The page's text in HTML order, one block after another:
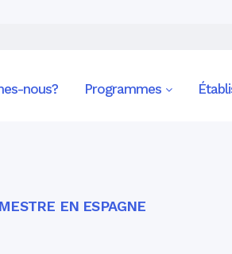
nous? Programmes
EN ESPAGNE